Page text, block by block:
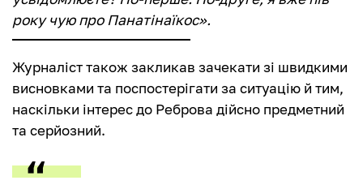
року чую про Панатінаїкос».
Журналіст також закликав зачекати зі швидкими
висновками та поспостерігати за ситуацію й тим,
наскільки інтерес до Реброва дійсно предметний
та серйозний.